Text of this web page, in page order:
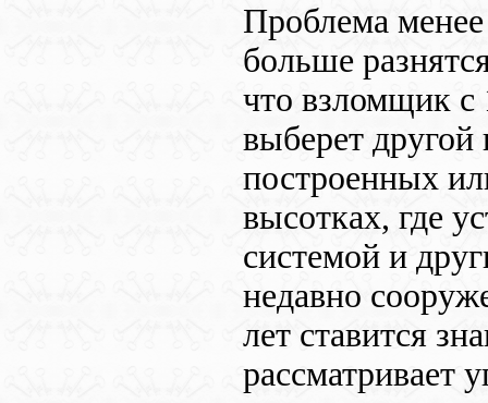
Проблема
больше
что взломщик с
выберет
построенных
высотках, где
системой и
недавно
лет ставится
рассматривает